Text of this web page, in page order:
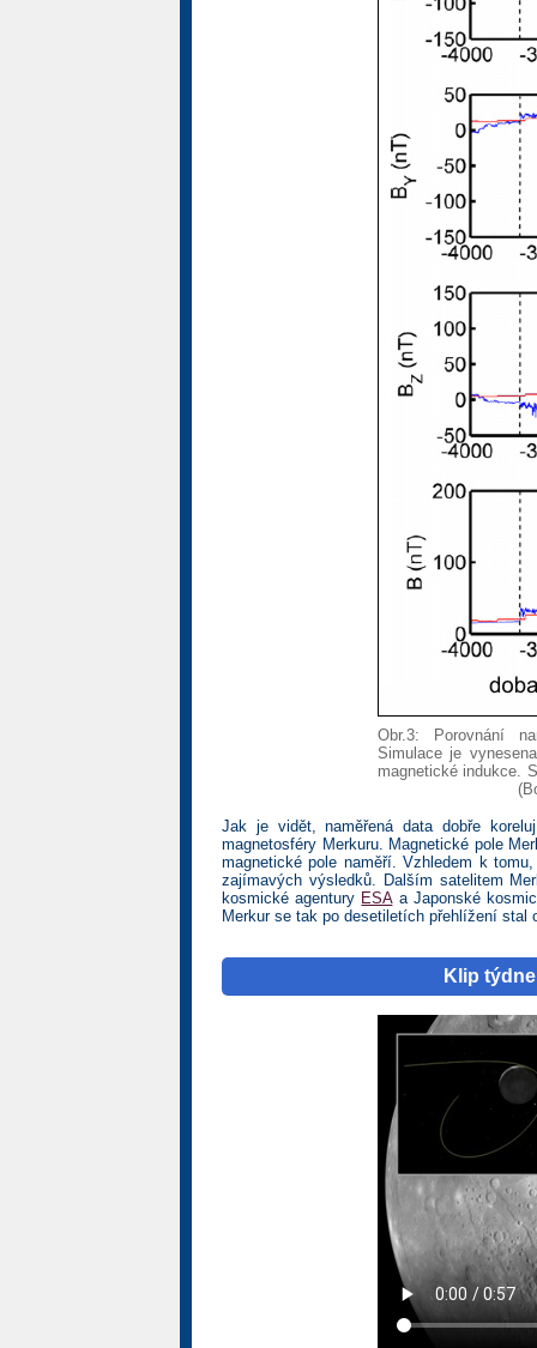
Obr.3: Porovnání
Simulace je
magnetické indukce.
Jak je vidět, naměřená data dobře
magnetosféry Merkuru. Magnetické pole
magnetické pole naměří. Vzhledem k
zajímavých výsledků. Dalším satelitem
kosmické agentury ESAa Japonské
Merkur se tak po desetiletích přehlížení
Klip